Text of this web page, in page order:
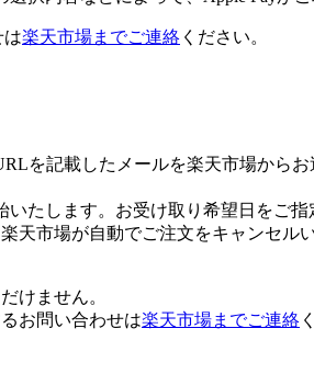
は楽天市場までご連絡 ください。
を記載したメールを楽天市場からお
たします。お受け取り希望日をご
天市場が自動でご注文をキャンセル
けません。
お問い合わせは楽天市場までご連絡